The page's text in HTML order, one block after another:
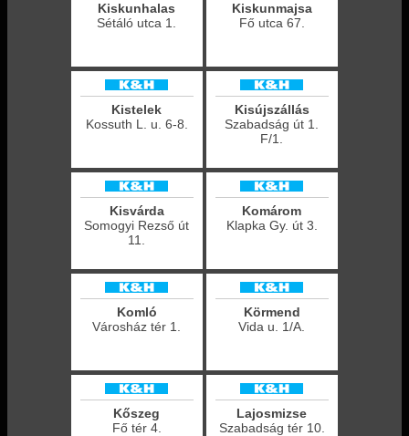
Kiskunhalas
Sétáló utca 1.
Kiskunmajsa
Fő utca 67.
Kistelek
Kossuth L. u. 6-8.
Kisújszállás
Szabadság út 1.
F/1.
Kisvárda
Somogyi Rezső út
11.
Komárom
Klapka Gy. út 3.
Komló
Városház tér 1.
Körmend
Vida u. 1/A.
Kőszeg
Fő tér 4.
Lajosmizse
Szabadság tér 10.